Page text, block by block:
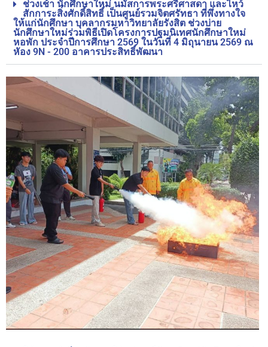
ช่วงเช้า นักศึกษาใหม่ นมัสการพระศรีศาสดา และไหว้
สักการะสิ่งศักดิ์สิทธิ์ เป็นศูนย์รวมจิตศรัทธา ที่พึ่งทางใจ
ให้แก่นักศึกษา บุคลากรมหาวิทยาลัยรังสิต ช่วงบ่าย
นักศึกษาใหม่ร่วมพิธีเปิดโครงการปฐมนิเทศนักศึกษาใหม่
หอพัก ประจำปีการศึกษา 2569 ในวันที่ 4 มิถุนายน 2569 ณ
หัอง 9N - 200 อาคารประสิทธิ์พัฒนา